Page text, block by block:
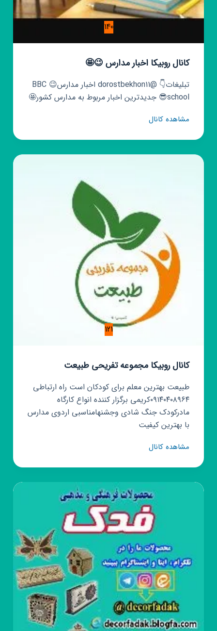
140
کانال روبیکا اخبار مدارس 😉🤩
تبلیغات👇 @dorostbekhon11 اخبار مدارس😉 BBC
school😎 جدیدترین اخبار مربوط به مدارس کشور🤩
مشاهده کانالکانال
اخبار
مدارس
121
کانال روبیکا مجموعه تفریحی طبیعت
طبیعت بهترین معلم برای کودکان است راه ارتباطی
۰۹۱۴۰۴۰۸۹۶۴کریمی برگزار کننده انواع کارگاه
مادرکودک جنگ شادی وجشنهامناسبی اردوی مدارس
با بهترين کیفیت
مشاهده کانالکانال
مجموعه
تفریحی
طبیعت